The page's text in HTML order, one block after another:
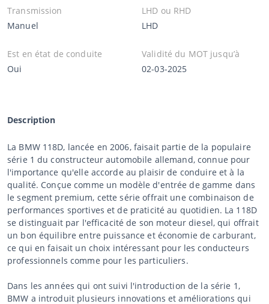
Transmission
Manuel
LHD ou RHD
LHD
Est en état de conduite
Oui
Validité du MOT jusqu’à
02-03-2025
Description
La BMW 118D, lancée en 2006, faisait partie de la populaire
série 1 du constructeur automobile allemand, connue pour
l'importance qu'elle accorde au plaisir de conduire et à la
qualité. Conçue comme un modèle d'entrée de gamme dans
le segment premium, cette série offrait une combinaison de
performances sportives et de praticité au quotidien. La 118D
se distinguait par l'efficacité de son moteur diesel, qui offrait
un bon équilibre entre puissance et économie de carburant,
ce qui en faisait un choix intéressant pour les conducteurs
professionnels comme pour les particuliers.
Dans les années qui ont suivi l'introduction de la série 1,
BMW a introduit plusieurs innovations et améliorations qui